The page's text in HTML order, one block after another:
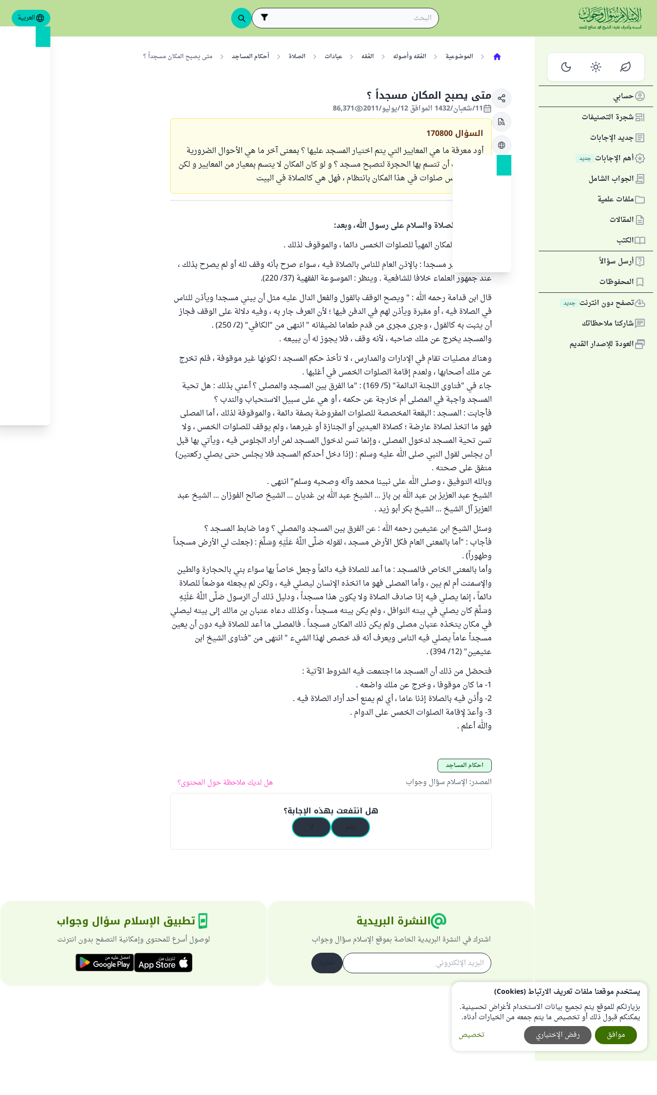
العربية
حسابي
شجرة التصنيفات
جديد الإجابات
أهم الإجابات جديد
الجواب الشامل
ملفات علمية
المقالات
الكتب
أرسل سؤالاً
المحفوظات
تصفح دون انترنت جديد
شاركنا ملاحظاتك
العودة للإصدار القديم
الموضوعية الفقه وأصوله الفقه عبادات الصلاة أحكام المساجد متى يصبح المكان مسجداً ؟
متى يصبح المكان مسجداً ؟
11/شعبان/1432 الموافق 12/يوليو/2011 86,371
السؤال 170800
أود معرفة ما هي المعايير التي يتم اختيار المسجد عليها ؟ بمعنى آخر ما هي الأحوال الضرورية
التي يجب أن تتسم بها الحجرة لتصبح مسجد ؟ و لو كان المكان لا يتسم بمعيار من المعايير و لكن
تقام الخمس صلوات في هذا المكان بانتظام ، فهل هي كالصلاة في البيت
الحمد لله والصلاة والسلام على رسول الله، وبعد:
المسجد هو المكان المهيأ للصلوات الخمس دائما ، والموقوف لذلك .
والمكان يصير مسجدا : بالإذن العام للناس بالصلاة فيه ، سواء صرح بأنه وقف لله أو لم يصرح بذلك ،
عند جمهور العلماء خلافا للشافعية . وينظر : الموسوعة الفقهية (37/ 220).
قال ابن قدامة رحمه الله : " ويصح الوقف بالقول والفعل الدال عليه مثل أن يبني مسجدا ويأذن للناس
في الصلاة فيه ، أو مقبرة ويأذن لهم في الدفن فيها ؛ لأن العرف جار به ، وفيه دلالة على الوقف فجاز
أن يثبت به كالقول ، وجرى مجرى من قدم طعاما لضيفانه " انتهى من "الكافي" (2/ 250) .
والمسجد يخرج عن ملك صاحبه ، لأنه وقف ، فلا يجوز له أن يبيعه .
وهناك مصليات تقام في الإدارات والمدارس ، لا تأخذ حكم المسجد ؛ لكونها غير موقوفة ، فلم تخرج
عن ملك أصحابها ، ولعدم إقامة الصلوات الخمس في أغلبها .
جاء في "فتاوى اللجنة الدائمة" (5/ 169) : "ما الفرق بين المسجد والمصلى ؟ أعني بذلك : هل تحية
المسجد واجبة في المصلى أم خارجة عن حكمه ، أو هي على سبيل الاستحباب والندب ؟
فأجابت : المسجد : البقعة المخصصة للصلوات المفروضة بصفة دائمة ، والموقوفة لذلك ، أما المصلى
فهو ما اتخذ لصلاة عارضة ؛ كصلاة العيدين أو الجنازة أو غيرهما ، ولم يوقف للصلوات الخمس ، ولا
تسن تحية المسجد لدخول المصلى ، وإنما تسن لدخول المسجد لمن أراد الجلوس فيه ، ويأتي بها قبل
أن يجلس لقول النبي صلى الله عليه وسلم : (إذا دخل أحدكم المسجد فلا يجلس حتى يصلي ركعتين)
متفق على صحته .
وبالله التوفيق ، وصلى الله على نبينا محمد وآله وصحبه وسلم" انتهى .
الشيخ عبد العزيز بن عبد الله بن باز ... الشيخ عبد الله بن غديان ... الشيخ صالح الفوزان ... الشيخ عبد
العزيز آل الشيخ ... الشيخ بكر أبو زيد .
وسئل الشيخ ابن عثيمين رحمه الله : عن الفرق بين المسجد والمصلي ؟ وما ضابط المسجد ؟
فأجاب : "أما بالمعنى العام فكل الأرض مسجد ، لقوله صَلَّى اللَّهُ عَلَيْهِ وَسَلَّمَ : (جعلت لي الأرض مسجداً
وطهوراً) .
وأما بالمعنى الخاص فالمسجد : ما أعد للصلاة فيه دائماً وجعل خاصاً بها سواء بني بالحجارة والطين
والإسمنت أم لم يبن ، وأما المصلى فهو ما اتخذه الإنسان ليصلي فيه ، ولكن لم يجعله موضعاً للصلاة
دائماً ، إنما يصلي فيه إذا صادف الصلاة ولا يكون هذا مسجداً ، ودليل ذلك أن الرسول صَلَّى اللَّهُ عَلَيْهِ
وَسَلَّمَ كان يصلي في بيته النوافل ، ولم يكن بيته مسجداً ، وكذلك دعاه عتبان بن مالك إلى بيته ليصلي
في مكان يتخذه عتبان مصلى ولم يكن ذلك المكان مسجداً . فالمصلى ما أعد للصلاة فيه دون أن يعين
مسجداً عاماً يصلي فيه الناس ويعرف أنه قد خصص لهذا الشيء " انتهى من "فتاوى الشيخ ابن
عثيمين" (12/ 394) .
فتحصّل من ذلك أن المسجد ما اجتمعت فيه الشروط الآتية :
1- ما كان موقوفا ، وخرج عن ملك واضعه .
2- وأُذن فيه بالصلاة إذنا عاما ، أي لم يمنع أحد أراد الصلاة فيه .
3- وأعدّ لإقامة الصلوات الخمس على الدوام .
والله أعلم .
أحكام المساجد
المصدر: الإسلام سؤال وجواب هل لديك ملاحظة حول المحتوى؟
هل انتفعت بهذه الإجابة؟
النشرة البريدية
اشترك في النشرة البريدية الخاصة بموقع الإسلام سؤال وجواب
تطبيق الإسلام سؤال وجواب
لوصول أسرع للمحتوى وإمكانية التصفح بدون انترنت
يستخدم موقعنا ملفات تعريف الارتباط (Cookies)
بزيارتكم للموقع يتم تجميع بيانات الاستخدام لأغراض تحسينية.
يمكنكم قبول ذلك أو تخصيص ما يتم جمعه من الخيارات أدناه.
تخصيص
رفض الإختياري موافق